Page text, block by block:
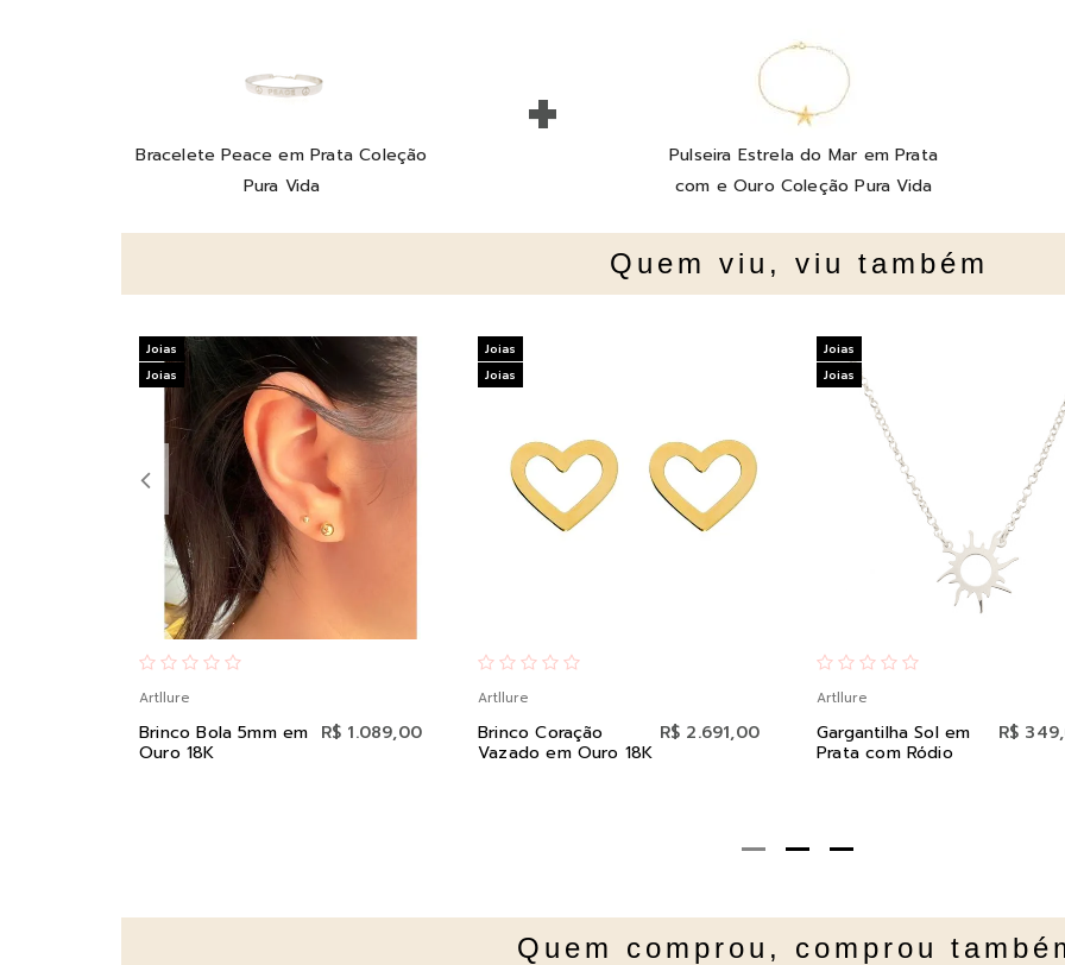
Bracelete Peace em Prata Coleção
Pura Vida
+
Pulseira Estrela do Mar em Prata
com e Ouro Coleção Pura Vida
Quem viu, viu também
Artllure
Brinco Bola 5mm em
Ouro 18K
R$ 1.089,00
Joias
Joias
Artllure
Brinco Coração
Vazado em Ouro 18K
R$ 2.691,00
Joias
Joias
Artllure
Gargantilha Sol em
Prata com Ródio
R$
Joias
Joias
Quem comprou, comprou